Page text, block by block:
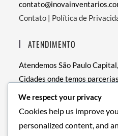
Contato | Política de
ATENDIMENTO
Atendemos São Paulo
Cidades onde temos parcerias
• RJ – Rio de Janeiro
We respect your privacy
Cookies help us improve
personalized content, and